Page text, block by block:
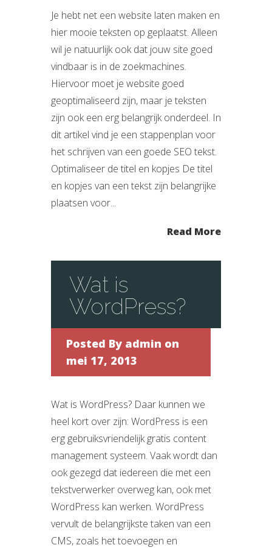
Je hebt net een website laten maken en
hier mooie teksten op geplaatst. Alleen
wil je natuurlijk ook dat jouw site goed
vindbaar is in de zoekmachines.
Hiervoor moet je website goed
geoptimaliseerd zijn, maar je teksten
zijn ook een erg belangrijk onderdeel. In
dit artikel vind je een stappenplan voor
het schrijven van een goede SEO tekst.
Optimaliseer de titel en kopjes De titel
en kopjes van een tekst zijn belangrijke
plaatsen voor...
Read More
Wat is
WordPress?
Posted By admin on
mei 17, 2013
Wat is WordPress? Daar kunnen we
heel kort over zijn: WordPress is een
erg gebruiksvriendelijk gratis content
management systeem. Vaak wordt dan
ook gezegd dat iedereen die met een
tekstverwerker overweg kan, ook met
WordPress kan werken. WordPress
vervult de belangrijkste taken van een
CMS, zoals het toevoegen en